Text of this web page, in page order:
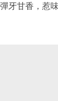
牙甘香，惹